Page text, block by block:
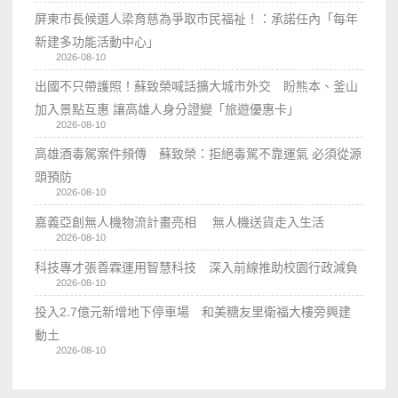
屏東市長候選人梁育慈為爭取市民福祉！：承諾任內「每年
新建多功能活動中心」
2026-08-10
出國不只帶護照！蘇致榮喊話擴大城市外交 盼熊本、釜山
加入景點互惠 讓高雄人身分證變「旅遊優惠卡」
2026-08-10
高雄酒毒駕案件頻傳 蘇致榮：拒絕毒駕不靠運氣 必須從源
頭預防
2026-08-10
嘉義亞創無人機物流計畫亮相 無人機送貨走入生活
2026-08-10
科技專才張善霖運用智慧科技 深入前線推助校園行政減負
2026-08-10
投入2.7億元新增地下停車場 和美糖友里衛福大樓旁興建
動土
2026-08-10